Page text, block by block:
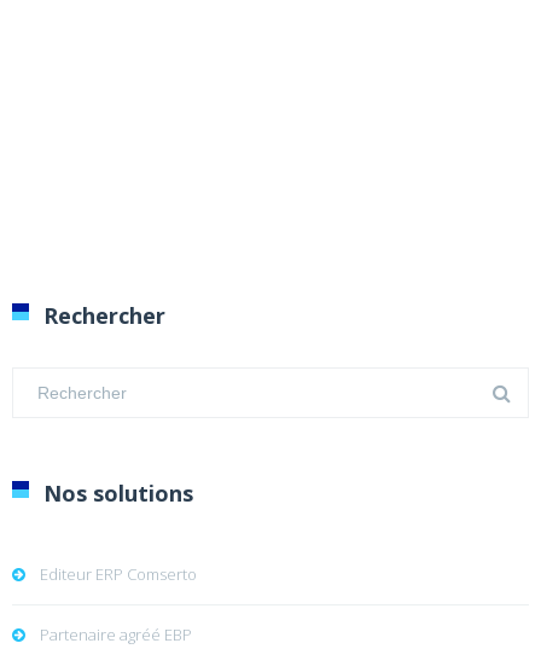
Rechercher
Nos solutions
Editeur ERP Comserto
Partenaire agréé EBP